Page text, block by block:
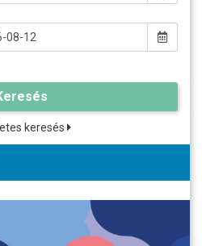
keresés